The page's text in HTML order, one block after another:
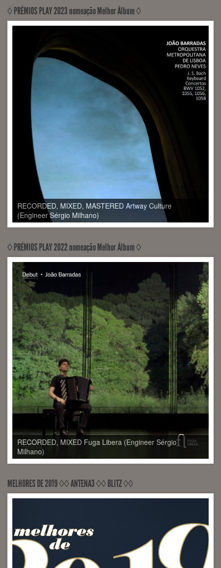
◊ PRÉMIOS PLAY 2023 nomeação Melhor Álbum ◊
◊ PRÉMIOS PLAY 2022 nomeação Melhor Álbum ◊
MELHORES DE 2019 ◊◊ ANTENA3 ◊◊ BLITZ ◊◊